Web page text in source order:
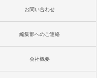
お問い合わせ
編集部へのご連絡
会社概要